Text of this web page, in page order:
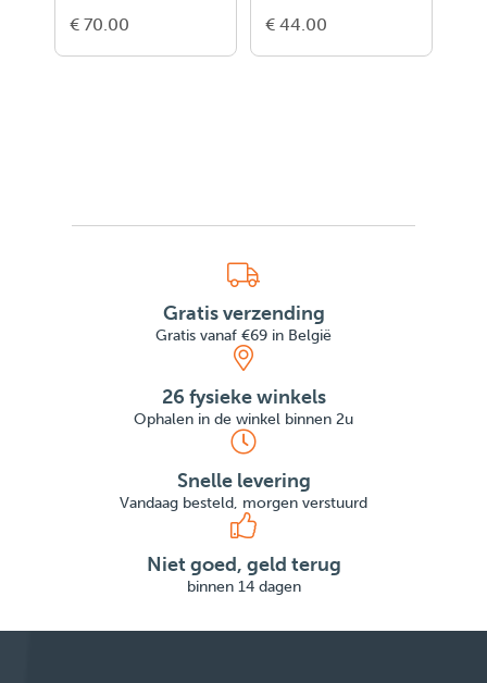
€ 70.00 € 44.00
Gratis verzending
Gratis vanaf €69 in België
26 fysieke winkels
Ophalen in de winkel binnen 2u
Snelle levering
Vandaag besteld, morgen verstuurd
Niet goed, geld terug
binnen 14 dagen